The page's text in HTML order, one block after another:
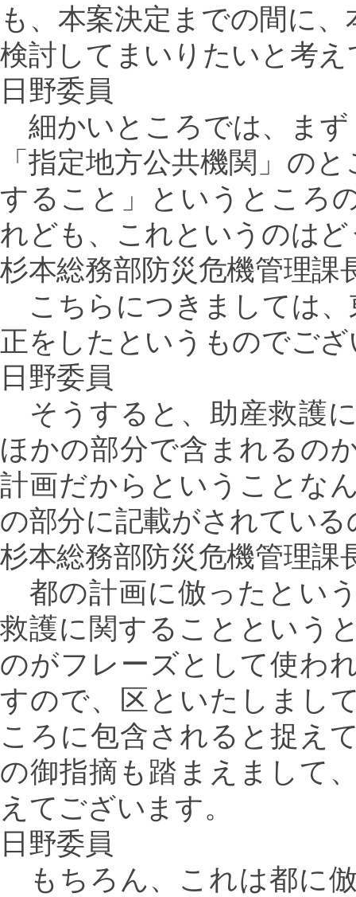
も、本案決定までの間に
検討してまいりたいと考
日野委員
細かいところでは、まず
「指定地方公共機関」の
すること」というところ
れども、これというのは
杉本総務部防災危機管理課
こちらにつきましては、
正をしたというものでご
日野委員
そうすると、助産救護
ほかの部分で含まれるの
計画だからということな
の部分に記載がされてい
杉本総務部防災危機管理課
都の計画に倣ったとい
救護に関することという
のがフレーズとして使わ
すので、区といたしまし
ころに包含されると捉え
の御指摘も踏まえまして
えてございます。
日野委員
もちろん、これは都に